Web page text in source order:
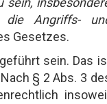
die Angriffs-
Gesetzes.
sein. Das
§ 2 Abs. 3